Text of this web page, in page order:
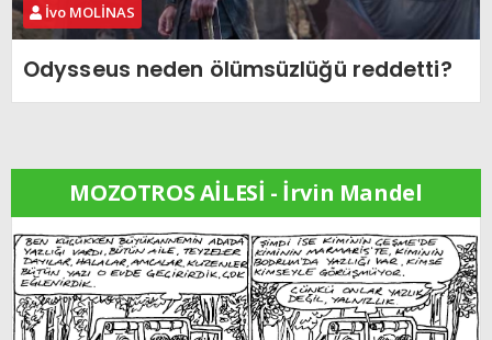
İvo MOLİNAS
Odysseus neden ölümsüzlüğü reddetti?
MOZOTROS AİLESİ - İrvin Mandel